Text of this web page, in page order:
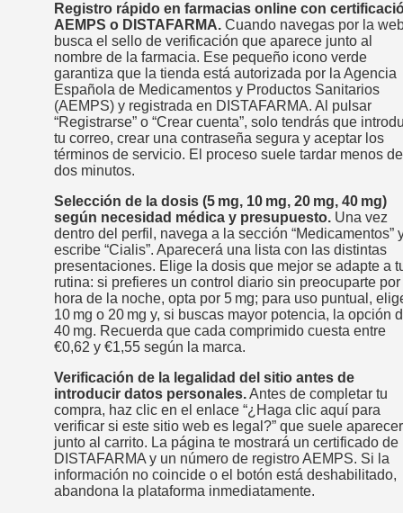
Registro rápido en farmacias online con
AEMPS o DISTAFARMA. Cuando navegas por la
busca el sello de verificación que aparece junto al
nombre de la farmacia. Ese pequeño icono verde
garantiza que la tienda está autorizada por la Agencia
Española de Medicamentos y Productos Sanitarios
(AEMPS) y registrada en DISTAFARMA. Al pulsar
“Registrarse” o “Crear cuenta”, solo tendrás que
tu correo, crear una contraseña segura y aceptar los
términos de servicio. El proceso suele tardar menos de
dos minutos.
Selección de la dosis (5 mg, 10 mg, 20 mg, 40 mg)
según necesidad médica y presupuesto. Una vez
dentro del perfil, navega a la sección “Medicamentos”
escribe “Cialis”. Aparecerá una lista con las distintas
presentaciones. Elige la dosis que mejor se adapte a
rutina: si prefieres un control diario sin preocuparte
hora de la noche, opta por 5 mg; para uso puntual,
10 mg o 20 mg y, si buscas mayor potencia, la opción
40 mg. Recuerda que cada comprimido cuesta entre
€0,62 y €1,55 según la marca.
Verificación de la legalidad del sitio antes de
introducir datos personales.Antes de completar tu
compra, haz clic en el enlace “¿Haga clic aquí para
verificar si este sitio web es legal?” que suele aparecer
junto al carrito. La página te mostrará un certificado de
DISTAFARMA y un número de registro AEMPS. Si la
información no coincide o el botón está deshabilitado,
abandona la plataforma inmediatamente.